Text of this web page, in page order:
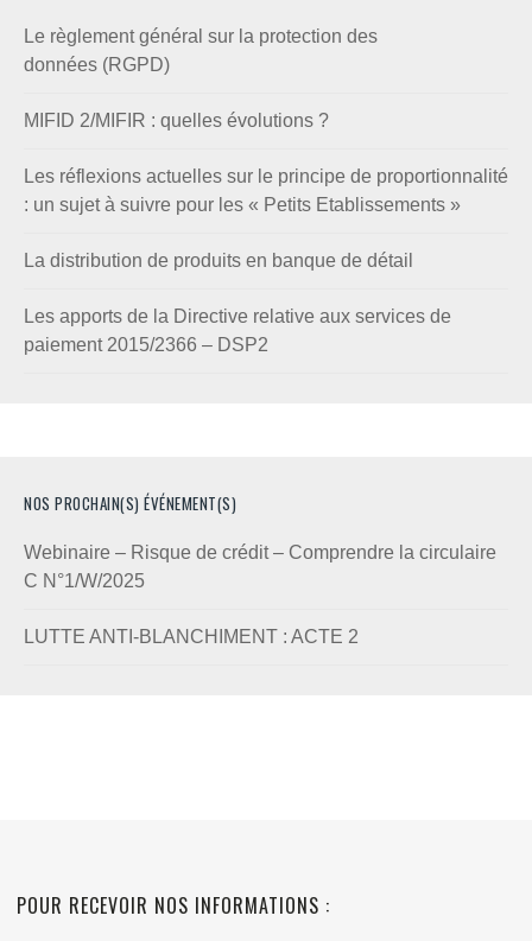
Le règlement général sur la protection des
données (RGPD)
MIFID 2/MIFIR : quelles évolutions ?
Les réflexions actuelles sur le principe de proportionnalité
: un sujet à suivre pour les « Petits Etablissements »
La distribution de produits en banque de détail
Les apports de la Directive relative aux services de
paiement 2015/2366 – DSP2
NOS PROCHAIN(S) ÉVÉNEMENT(S)
Webinaire – Risque de crédit – Comprendre la circulaire
C N°1/W/2025
LUTTE ANTI-BLANCHIMENT : ACTE 2
POUR RECEVOIR NOS INFORMATIONS :